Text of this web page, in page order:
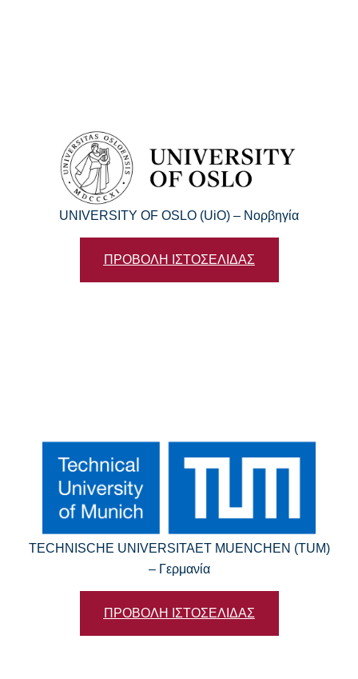
UNIVERSITY OF OSLO (UiO) – Νορβηγία
ΠΡΟΒΟΛΗ ΙΣΤΟΣΕΛΙΔΑΣ
TECHNISCHE UNIVERSITAET MUENCHEN (TUM)
– Γερμανία
ΠΡΟΒΟΛΗ ΙΣΤΟΣΕΛΙΔΑΣ